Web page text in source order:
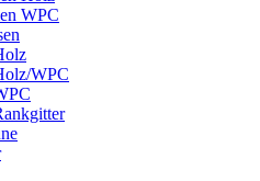
WPC
WPC